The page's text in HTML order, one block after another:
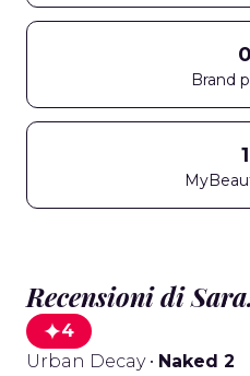
0
Brand
1
Recensioni di
4
Urban Decay • Naked 2